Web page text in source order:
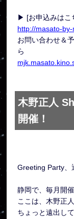
▶ [お申込みはこ
http://masato-
お問い合わせ＆
ら
木野正人
開催！
Greeting Party、
静岡で、毎月開
ここは、木野正
ちょっと遠出し